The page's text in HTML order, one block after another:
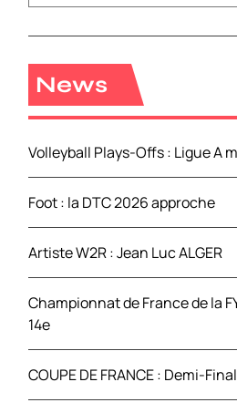
c
h
h
e
:
News
Volleyball Plays-Offs : Ligue A
Foot : la DTC 2026 approche
Artiste W2R : Jean Luc ALGER
Championnat de France de la
14e
COUPE DE FRANCE : Demi-